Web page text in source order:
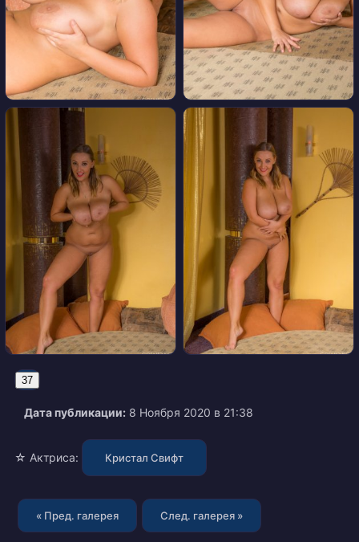
37
Дата публикации: 8 Ноября 2020 в 21:38
☆ Актриса: Кристал Свифт
« Пред. галерея След. галерея »